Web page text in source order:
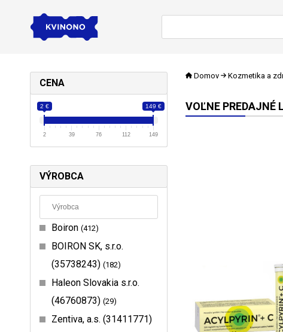
CENA
2 € 149 €
2 39 76 112 149
VÝROBCA
Boiron 412
BOIRON SK, s.r.o.
(35738243) 182
Haleon Slovakia s.r.o.
(46760873) 29
Zentiva, a.s. (31411771)
Domov Kozmetika a
VOĽNE PREDAJNÉ